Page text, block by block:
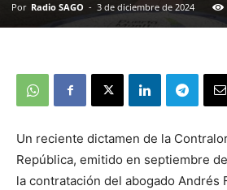
Por Radio SAGO - 3 de diciembre de 2024
Un reciente dictamen de la
República, emitido en septiembre
la contratación del abogado Andrés